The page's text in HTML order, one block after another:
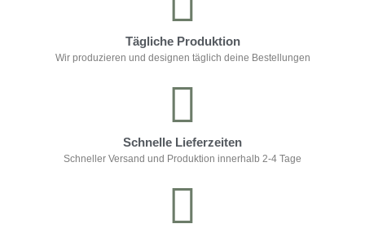
Tägliche Produktion
Wir produzieren und designen täglich deine Bestellungen
Schnelle Lieferzeiten
Schneller Versand und Produktion innerhalb 2-4 Tage